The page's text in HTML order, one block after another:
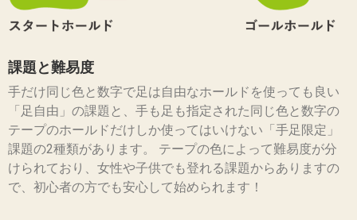
課題と難易度
手だけ同じ色と数字で足は自由なホールドを使っても良い
「足自由」の課題と、手も足も指定された同じ色と数字の
テープのホールドだけしか使ってはいけない「手足限定」
課題の2種類があります。 テープの色によって難易度が分
けられており、女性や子供でも登れる課題からありますの
で、初心者の方でも安心して始められます！